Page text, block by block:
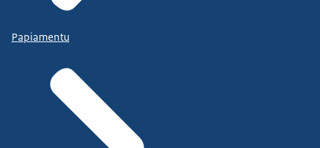
Papiamentu